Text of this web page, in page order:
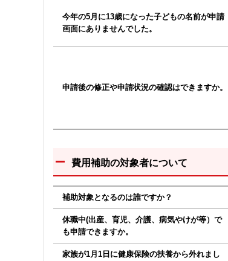
今年の5月に13歳になった子どもの名前が申請
画面にありませんでした。
申請後の修正や申請状況の確認はできますか。
費用補助の対象者について
補助対象となるのは誰ですか？
休職中(出産、育児、介護、病気やけが等）で
も申請できますか。
家族が1月1日に健康保険の扶養から外れまし